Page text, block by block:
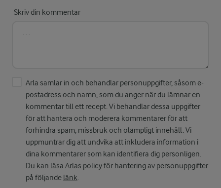
Skriv din kommentar
Arla samlar in och behandlar personuppgifter, såsom e-
postadress och namn, som du anger när du lämnar en
kommentar till ett recept. Vi behandlar dessa uppgifter
för att hantera och moderera kommentarer för att
förhindra spam, missbruk och olämpligt innehåll. Vi
uppmuntrar dig att undvika att inkludera information i
dina kommentarer som kan identifiera dig personligen.
Du kan läsa Arlas policy för hantering av personuppgifter
på följande länk.